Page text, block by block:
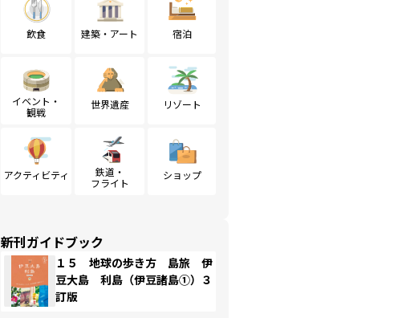
飲食 建築・アート 宿泊
イベント・
観戦
世界遺産 リゾート
アクティビティ
鉄道・
フライト
ショップ
新刊ガイドブック
１５ 地球の歩き方 島旅 伊
豆大島 利島（伊豆諸島①）３
訂版